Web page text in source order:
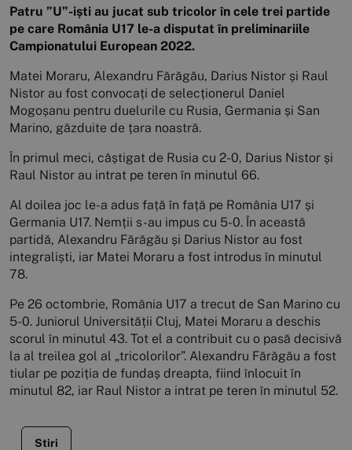
Patru ”U”-iști au jucat sub tricolor în cele trei partide
pe care România U17 le-a disputat în preliminariile
Campionatului European 2022.
Matei Moraru, Alexandru Fărăgău, Darius Nistor și Raul
Nistor au fost convocați de selecționerul Daniel
Mogoșanu pentru duelurile cu Rusia, Germania și San
Marino, găzduite de țara noastră.
În primul meci, câștigat de Rusia cu 2-0, Darius Nistor și
Raul Nistor au intrat pe teren în minutul 66.
Al doilea joc le-a adus față în față pe România U17 și
Germania U17. Nemții s-au impus cu 5-0. În această
partidă, Alexandru Fărăgău și Darius Nistor au fost
integraliști, iar Matei Moraru a fost introdus în minutul
78.
Pe 26 octombrie, România U17 a trecut de San Marino cu
5-0. Juniorul Universității Cluj, Matei Moraru a deschis
scorul în minutul 43. Tot el a contribuit cu o pasă decisivă
la al treilea gol al „tricolorilor”. Alexandru Fărăgău a fost
tiular pe poziția de fundaș dreapta, fiind înlocuit în
minutul 82, iar Raul Nistor a intrat pe teren în minutul 52.
Stiri